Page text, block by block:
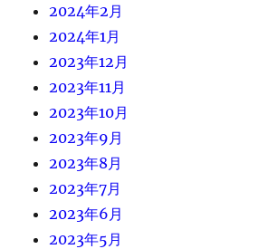
2024年2月
2024年1月
2023年12月
2023年11月
2023年10月
2023年9月
2023年8月
2023年7月
2023年6月
2023年5月